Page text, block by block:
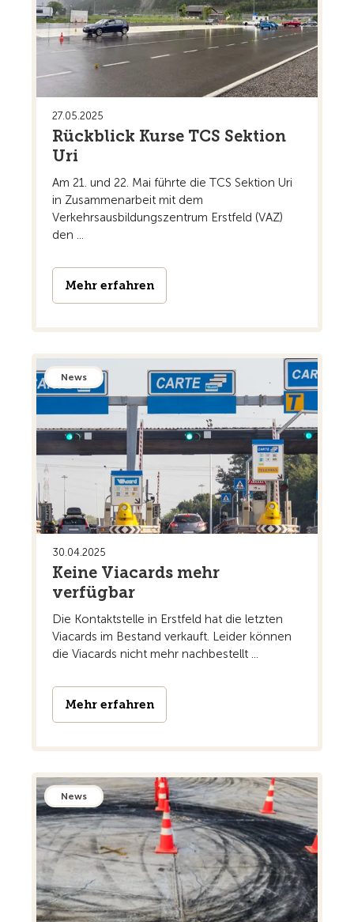
27.05.2025
Rückblick Kurse TCS Sektion
Uri
Am 21. und 22. Mai führte die TCS Sektion Uri
in Zusammenarbeit mit dem
Verkehrsausbildungszentrum Erstfeld (VAZ)
den ...
Mehr erfahren
News
30.04.2025
Keine Viacards mehr
verfügbar
Die Kontaktstelle in Erstfeld hat die letzten
Viacards im Bestand verkauft. Leider können
die Viacards nicht mehr nachbestellt ...
Mehr erfahren
News